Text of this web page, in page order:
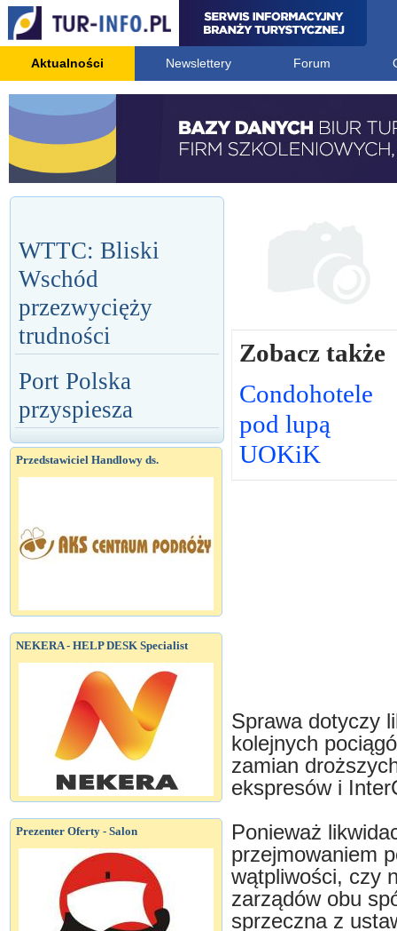
Aktualności Newslettery Forum
WTTC: Bliski
Wschód
przezwycięży
trudności
Port Polska
przyspiesza
Przedstawiciel Handlowy ds.
NEKERA - HELP DESK Specialist
Prezenter Oferty - Salon
Zobacz także
Condohotele
pod lupą
UOKiK
Sprawa dotyczy
kolejnych
zamian
ekspresów i
Ponieważ
przejmowaniem
wątpliwości, czy
zarządów obu
sprzeczna z